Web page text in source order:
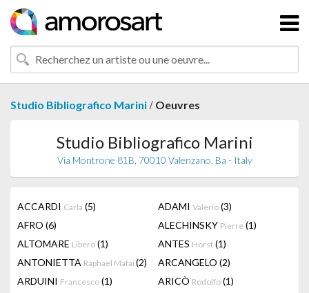
Studio Bibliografico Marini / Oeuvres
Studio Bibliografico Marini
Via Montrone 81B, 70010 Valenzano, Ba - Italy
ACCARDI Carla (5) ADAMI Valerio (3)
AFRO (6) ALECHINSKY Pierre (1)
ALTOMARE Libero (1) ANTES Horst (1)
ANTONIETTA Raphael Mafai (2) ARCANGELO (2)
ARDUINI Francesco (1) ARICÒ Rodolfo (1)